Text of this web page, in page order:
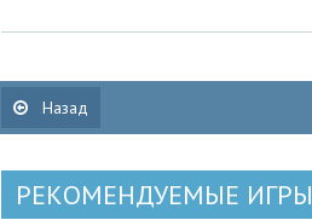
Назад
РЕКОМЕНДУЕМЫЕ ИГРЫ